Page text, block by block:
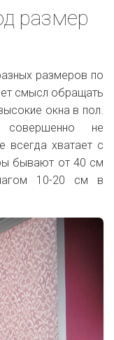
размер
размеров по
смысл обращать
окна в пол.
не
всегда хватает с
бывают от 40 см
10-20 см в